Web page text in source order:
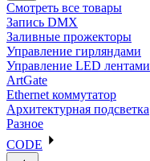
Смотреть все товары
Запись DMX
Заливные прожекторы
Управление гирляндами
Управление LED лентами
ArtGate
Ethernet коммутатор
Архитектурная подсветка
Разное
CODE